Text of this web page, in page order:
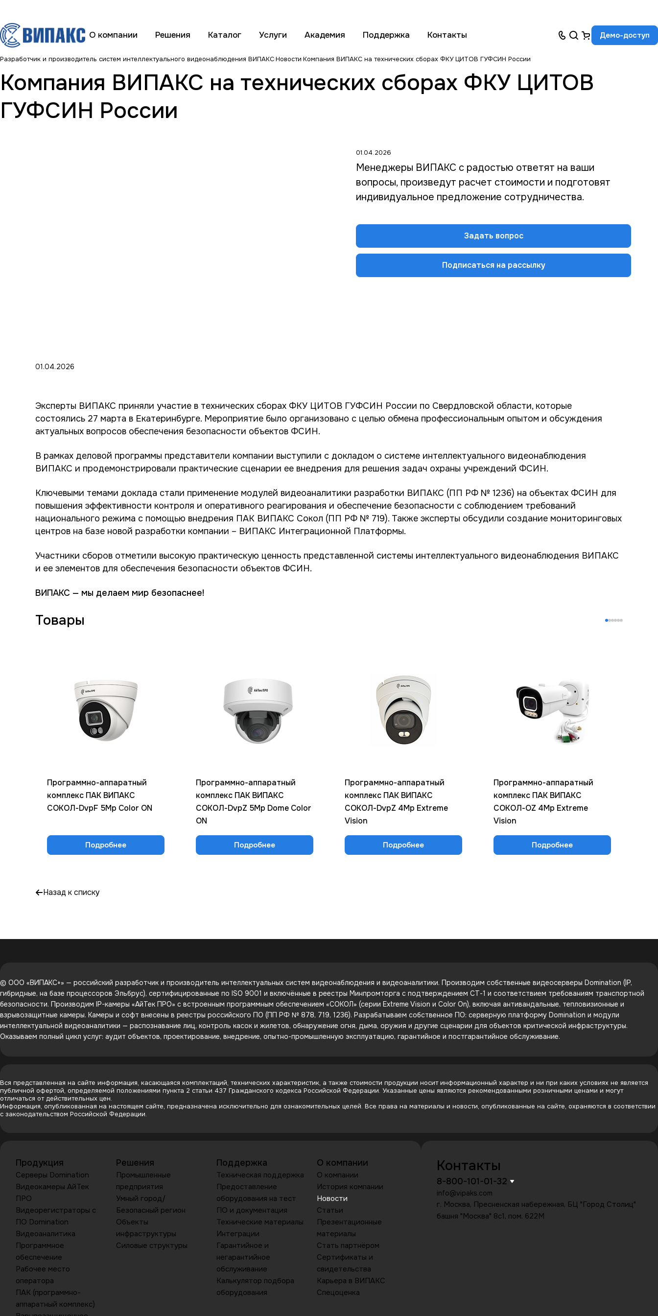
О компании Решения Каталог Услуги Академия Поддержка Контакты Демо-доступ
Разработчик и производитель систем интеллектуального видеонаблюдения ВИПАКСНовости Компания ВИПАКС на технических сборах ФКУ ЦИТОВ ГУФСИН России
Компания ВИПАКС на технических сборах ФКУ ЦИТОВ
ГУФСИН России
01.04.2026
Менеджеры ВИПАКС с радостью ответят на ваши
вопросы, произведут расчет стоимости и подготовят
индивидуальное предложение сотрудничества.
Задать вопрос
Подписаться на рассылку
01.04.2026
Эксперты ВИПАКС приняли участие в технических сборах ФКУ ЦИТОВ ГУФСИН России по Свердловской области, которые
состоялись 27 марта в Екатеринбурге. Мероприятие было организовано с целью обмена профессиональным опытом и обсуждения
актуальных вопросов обеспечения безопасности объектов ФСИН.
В рамках деловой программы представители компании выступили с докладом о системе интеллектуального видеонаблюдения
ВИПАКС и продемонстрировали практические сценарии ее внедрения для решения задач охраны учреждений ФСИН.
Ключевыми темами доклада стали применение модулей видеоаналитики разработки ВИПАКС (ПП РФ № 1236) на объектах ФСИН для
повышения эффективности контроля и оперативного реагирования и обеспечение безопасности с соблюдением требований
национального режима с помощью внедрения ПАК ВИПАКС Сокол (ПП РФ № 719). Также эксперты обсудили создание мониторинговых
центров на базе новой разработки компании – ВИПАКС Интеграционной Платформы.
Участники сборов отметили высокую практическую ценность представленной системы интеллектуального видеонаблюдения ВИПАКС
и ее элементов для обеспечения безопасности объектов ФСИН.
ВИПАКС — мы делаем мир безопаснее!
Товары
Программно-аппаратный
комплекс ПАК ВИПАКС
СОКОЛ-DvpF 5Mp Color ON
Подробнее
Программно-аппаратный
комплекс ПАК ВИПАКС
СОКОЛ-DvpZ 5Mp Dome Color
ON
Подробнее
Программно-аппаратный
комплекс ПАК ВИПАКС
СОКОЛ-DvpZ 4Mp Extreme
Vision
Подробнее
Программно-аппаратный
комплекс ПАК ВИПАКС
СОКОЛ-OZ 4Mp Extreme
Vision
Подробнее
Назад к списку
© ООО «ВИПАКС+» — российский разработчик и производитель интеллектуальных систем видеонаблюдения и видеоаналитики. Производим собственные видеосерверы Domination (IP,
гибридные, на базе процессоров Эльбрус), сертифицированные по ISO 9001 и включённые в реестры Минпромторга с подтверждением СТ-1 и соответствием требованиям транспортной
безопасности. Производим IP-камеры «АйТек ПРО» с встроенным программным обеспечением «СОКОЛ» (серии Extreme Vision и Color On), включая антивандальные, тепловизионные и
взрывозащитные камеры. Камеры и софт внесены в реестры российского ПО (ПП РФ № 878, 719, 1236). Разрабатываем собственное ПО: серверную платформу Domination и модули
интеллектуальной видеоаналитики — распознавание лиц, контроль касок и жилетов, обнаружение огня, дыма, оружия и другие сценарии для объектов критической инфраструктуры.
Оказываем полный цикл услуг: аудит объектов, проектирование, внедрение, опытно-промышленную эксплуатацию, гарантийное и постгарантийное обслуживание.
Вся представленная на сайте информация, касающаяся комплектаций, технических характеристик, а также стоимости продукции носит информационный характер и ни при каких условиях не является
публичной офертой, определяемой положениями пункта 2 статьи 437 Гражданского кодекса Российской Федерации. Указанные цены являются рекомендованными розничными ценами и могут
отличаться от действительных цен.
Информация, опубликованная на настоящем сайте, предназначена исключительно для ознакомительных целей. Все права на материалы и новости, опубликованные на сайте, охраняются в соответствии
с законодательством Российской Федерации.
Продукция
Серверы Domination
Видеокамеры АйТек
ПРО
Видеорегистраторы с
ПО Domination
Видеоаналитика
Программное
обеспечение
Рабочее место
оператора
ПАК (программно-
аппаратный комплекс)
Решения
Промышленные
предприятия
Умный город/
Безопасный регион
Объекты
инфраструктуры
Силовые структуры
Поддержка
Техническая поддержка
Предоставление
оборудования на тест
ПО и документация
Технические материалы
Интеграции
Гарантийное и
негарантийное
обслуживание
Калькулятор подбора
оборудования
О компании
О компании
История компании
Новости
Статьи
Презентационные
материалы
Стать партнёром
Сертификаты и
свидетельства
Карьера в ВИПАКС
Спецоценка
Контакты
8-800-101-01-32
info@vipaks.com
г. Москва, Пресненская набережная, БЦ "Город Столиц"
башня "Москва" 8с1, пом. 622М